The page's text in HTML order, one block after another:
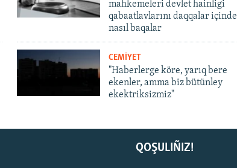
mahkemeleri devlet hainligi
qabaatlavlarını daqqalar içinde
nasıl baqalar
CEMİYET
"Haberlerge köre, yarıq bere
ekenler, amma biz bütünley
ekektriksizmiz"
QOŞULIÑIZ!